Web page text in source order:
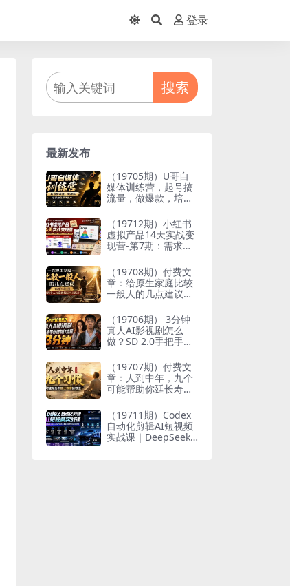
登录
搜索
最新发布
（19705期）U哥自
媒体训练营，起号搞
流量，做爆款，培养
（19712期）小红书
虚拟产品14天实战变
现营-第7期：需求挖
品矩阵×内容笔记×一
人公司进阶×全链路
（19708期）付费文
章：给原生家庭比较
一般人的几点建议，
个人与家族代际向上
跃升
（19706期） 3分钟
真人AI影视剧怎么
做？SD 2.0手把手完
eld 14天SD 2.0/2.5
无限生成
（19707期）付费文
章：人到中年，九个
可能帮助你延长寿命
（19711期）Codex
自动化剪辑AI短视频
实战课｜DeepSeek